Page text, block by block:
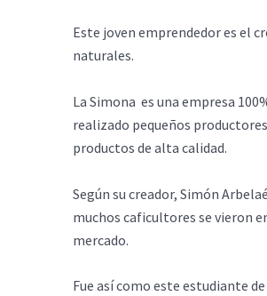
Este joven emprendedor es el
naturales.
La Simona es una empresa
realizado pequeños
productos de alta calidad.
Según su creador, Simón
muchos caficultores se vieron
mercado.
Fue así como este estudiante